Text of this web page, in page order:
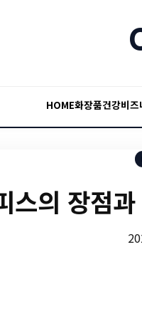
HOME화장품건강비즈
스의 장점